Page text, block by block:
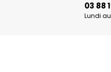
03 88
Lundi